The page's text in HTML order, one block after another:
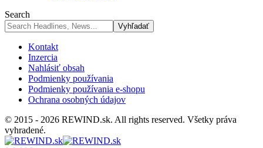
Search
Kontakt
Inzercia
Nahlásiť obsah
Podmienky používania
Podmienky používania e-shopu
Ochrana osobných údajov
© 2015 - 2026 REWIND.sk. All rights reserved. Všetky práva
vyhradené.